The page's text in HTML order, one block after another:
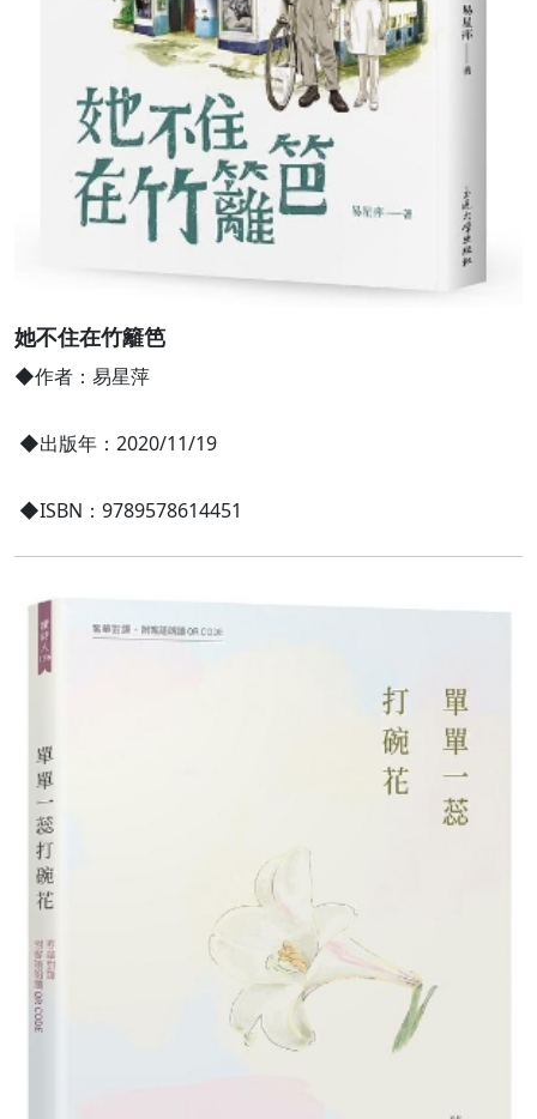
她不住在竹籬笆
◆作者：易星萍
◆出版年：2020/11/19
◆ISBN：9789578614451